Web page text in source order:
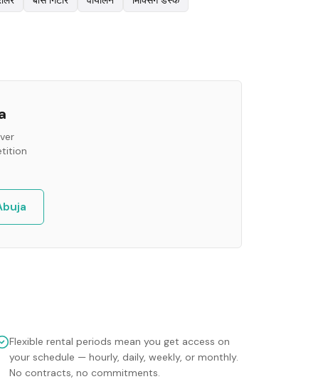
Flexible rental periods mean you get access on
your schedule — hourly, daily, weekly, or monthly.
No contracts, no commitments.